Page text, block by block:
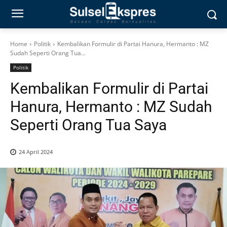
Home Politik
Kembalikan Formulir di Partai Hanura, Hermanto : MZ
Sudah Seperti Orang Tua...
Politik
Kembalikan Formulir di Partai
Hanura, Hermanto : MZ Sudah
Seperti Orang Tua Saya
24 April 2024